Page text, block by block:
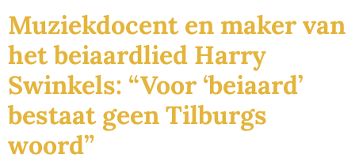
Muziekdocent en maker van
het beiaardlied Harry
Swinkels: “Voor ‘beiaard’
bestaat geen Tilburgs
woord”